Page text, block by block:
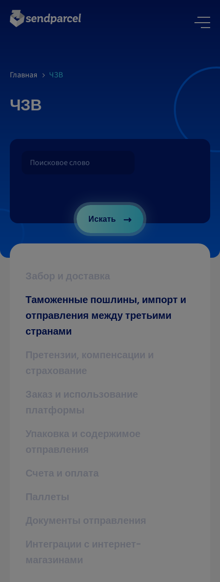
Главная ЧЗВ
ЧЗВ
Искать
Забор и доставка
Таможенные пошлины, импорт и
отправления между третьими
странами
Претензии, компенсации и
страхование
Заказ и использование
платформы
Упаковка и содержимое
отправления
Счета и оплата
Паллеты
Документы отправления
Интеграции с интернет-
магазинами